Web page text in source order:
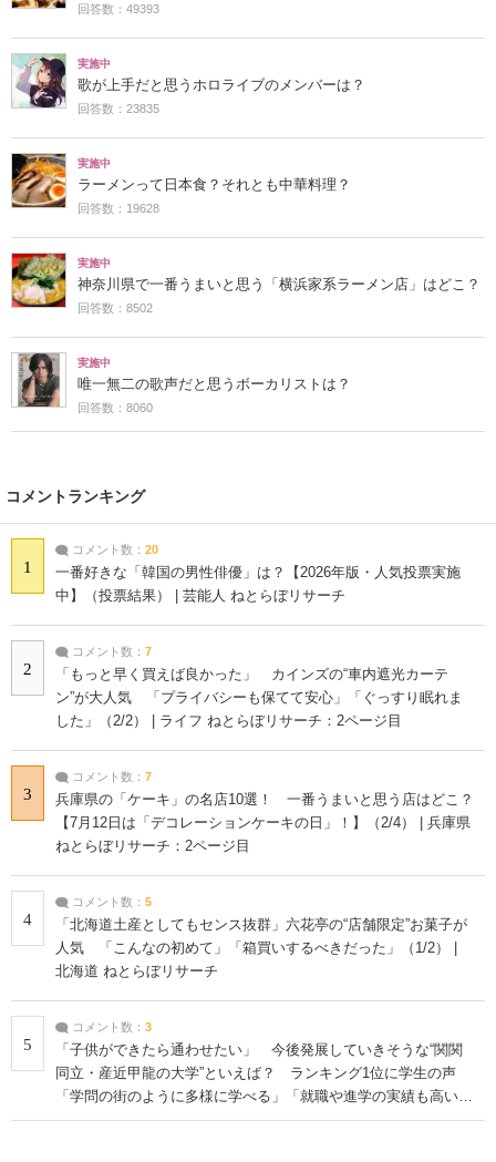
回答数：49393
実施中
歌が上手だと思うホロライブのメンバーは？
回答数：23835
実施中
ラーメンって日本食？それとも中華料理？
回答数：19628
実施中
神奈川県で一番うまいと思う「横浜家系ラーメン店」はどこ？
回答数：8502
実施中
唯一無二の歌声だと思うボーカリストは？
回答数：8060
コメントランキング
1
コメント数： 20
一番好きな「韓国の男性俳優」は？【2026年版・人気投票実施
中】（投票結果） | 芸能人 ねとらぼリサーチ
2
コメント数： 7
「もっと早く買えば良かった」 カインズの“車内遮光カーテ
ン”が大人気 「プライバシーも保てて安心」「ぐっすり眠れま
した」（2/2） | ライフ ねとらぼリサーチ：2ページ目
3
コメント数： 7
兵庫県の「ケーキ」の名店10選！ 一番うまいと思う店はどこ？
【7月12日は「デコレーションケーキの日」！】（2/4） | 兵庫県
ねとらぼリサーチ：2ページ目
4
コメント数： 5
「北海道土産としてもセンス抜群」六花亭の“店舗限定”お菓子が
人気 「こんなの初めて」「箱買いするべきだった」（1/2） |
北海道 ねとらぼリサーチ
5
コメント数： 3
「子供ができたら通わせたい」 今後発展していきそうな“関関
同立・産近甲龍の大学”といえば？ ランキング1位に学生の声
「学問の街のように多様に学べる」「就職や進学の実績も高い」
| 大学 ねとらぼリサーチ